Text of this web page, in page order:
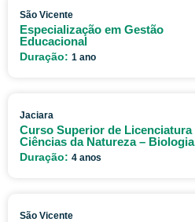
São Vicente
Especialização em Gestão
Educacional
Duração: 1 ano
Jaciara
Curso Superior de Licenciatura
Ciências da Natureza – Biologia
Duração: 4 anos
São Vicente